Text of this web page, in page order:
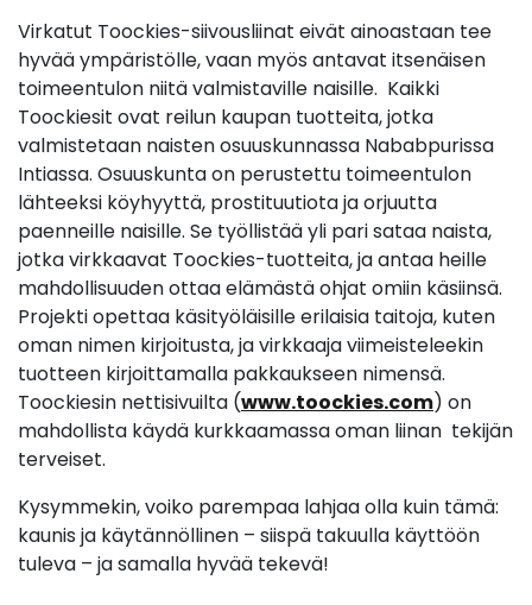
Virkatut Toockies-siivousliinat eivät ainoastaan tee
hyvää ympäristölle, vaan myös antavat itsenäisen
toimeentulon niitä valmistaville naisille. Kaikki
Toockiesit ovat reilun kaupan tuotteita, jotka
valmistetaan naisten osuuskunnassa Nababpurissa
Intiassa. Osuuskunta on perustettu toimeentulon
lähteeksi köyhyyttä, prostituutiota ja orjuutta
paenneille naisille. Se työllistää yli pari sataa naista,
jotka virkkaavat Toockies-tuotteita, ja antaa heille
mahdollisuuden ottaa elämästä ohjat omiin käsiinsä.
Projekti opettaa käsityöläisille erilaisia taitoja, kuten
oman nimen kirjoitusta, ja virkkaaja viimeisteleekin
tuotteen kirjoittamalla pakkaukseen nimensä.
Toockiesin nettisivuilta (www.toockies.com) on
mahdollista käydä kurkkaamassa oman liinan tekijän
terveiset.
Kysymmekin, voiko parempaa lahjaa olla kuin tämä:
kaunis ja käytännöllinen – siispä takuulla käyttöön
tuleva – ja samalla hyvää tekevä!